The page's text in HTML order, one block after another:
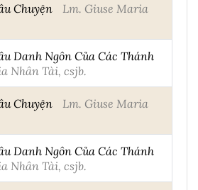
Chuyện
Lm. Giuse Maria
Danh Ngôn Của Các Thánh
Nhân Tài, csjb.
Chuyện
Lm. Giuse Maria
Danh Ngôn Của Các Thánh
Nhân Tài, csjb.